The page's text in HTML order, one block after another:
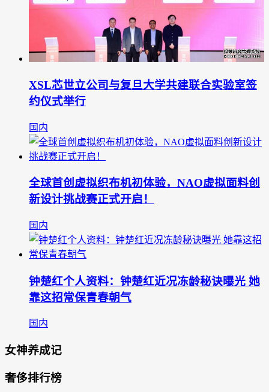
XSL芯世立公司与复旦大学共建联合实验室签
约仪式举行
国内
全球首创虚拟织布机初体验，NAO虚拟面料创
新设计挑战赛正式开启！
国内
钟楚红个人资料：钟楚红近况冻龄秘诀曝光 她
靠这招常保青春朝气
国内
女神养成记
奢侈排行榜